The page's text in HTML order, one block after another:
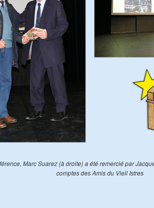
Marc Suarez (à droite) a été remercié par
comptes des Amis du Vieil Istres